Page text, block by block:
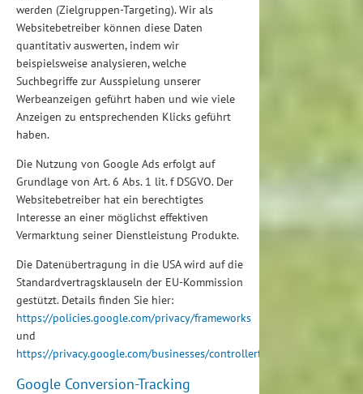
werden (Zielgruppen-Targeting). Wir als
Websitebetreiber können diese Daten
quantitativ auswerten, indem wir
beispielsweise analysieren, welche
Suchbegriffe zur Ausspielung unserer
Werbeanzeigen geführt haben und wie viele
Anzeigen zu entsprechenden Klicks geführt
haben.
Die Nutzung von Google Ads erfolgt auf
Grundlage von Art. 6 Abs. 1 lit. f DSGVO. Der
Websitebetreiber hat ein berechtigtes
Interesse an einer möglichst effektiven
Vermarktung seiner Dienstleistung Produkte.
Die Datenübertragung in die USA wird auf die
Standardvertragsklauseln der EU-Kommission
gestützt. Details finden Sie hier:
https://policies.google.com/privacy/frameworks
und
https://privacy.google.com/businesses/controllerterms/mccs/
Google Conversion-Tracking